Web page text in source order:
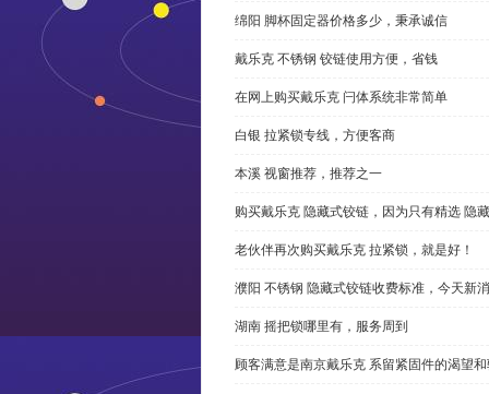
绵阳 脚杯固定器价格多少，秉承诚信
戴乐克 不锈钢 铰链使用方便，省钱
在网上购买戴乐克 闩体系统非常简单
白银 拉紧锁专线，方便客商
本溪 视窗推荐，推荐之一
购买戴乐克 隐藏式铰链，因为只有精选 隐
老伙伴再次购买戴乐克 拉紧锁，就是好！
濮阳 不锈钢 隐藏式铰链收费标准，今天新
湖南 摇把锁哪里有，服务周到
顾客满意是南京戴乐克 系留紧固件的渴望